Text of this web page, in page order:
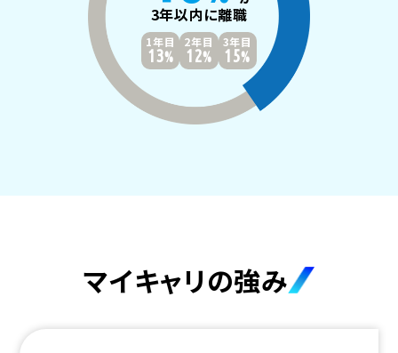
3年以内に離職
1年目
13%
2年目
12%
3年目
15%
マイキャリの強み